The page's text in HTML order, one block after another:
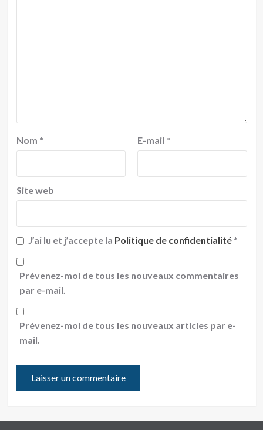
Nom * E-mail *
Site web
J’ai lu et j’accepte la Politique de confidentialité *
Prévenez-moi de tous les nouveaux commentaires
par e-mail.
Prévenez-moi de tous les nouveaux articles par e-
mail.